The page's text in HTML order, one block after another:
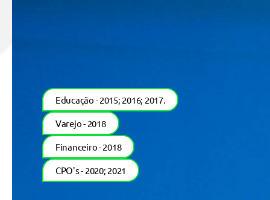
Educação - 2015; 2016; 2017.
Varejo - 2018
Financeiro - 2018
CPO's - 2020; 2021